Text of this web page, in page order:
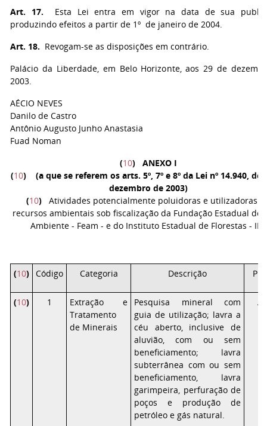
Art. 17. Esta Lei entra em vigor na data de sua
produzindo efeitos a partir de 1º de janeiro de 2004.
Art. 18. Revogam-se as disposições em contrário.
Palácio da Liberdade, em Belo Horizonte, aos 29 de
2003.
AÉCIO NEVES
Danilo de Castro
Antônio Augusto Junho Anastasia
Fuad Noman
(10)
ANEXO I
(10)
(a que se referem os arts. 5º, 7º e 8º da Lei nº 14.940, de
dezembro de 2003)
(10) Atividades potencialmente poluidoras e utilizadoras
recursos ambientais sob fiscalização da Fundação Estadual do
Ambiente - Feam - e do Instituto Estadual de Florestas - IEF
(10) Código Categoria Descrição
(10) 1
Extração e
Tratamento
de Minerais
Pesquisa mineral com
guia de utilização; lavra a
céu aberto, inclusive de
aluvião, com ou sem
beneficiamento; lavra
subterrânea com ou sem
beneficiamento, lavra
garimpeira, perfuração de
poços e produção de
petróleo e gás natural.